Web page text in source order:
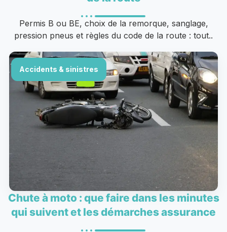
Permis B ou BE, choix de la remorque, sanglage,
pression pneus et règles du code de la route : tout..
Accidents & sinistres
Chute à moto : que faire dans les minutes
qui suivent et les démarches assurance